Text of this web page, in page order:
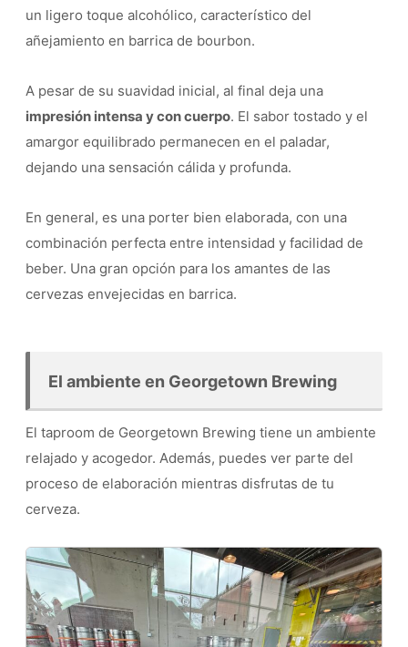
un ligero toque alcohólico, característico del
añejamiento en barrica de bourbon.
A pesar de su suavidad inicial, al final deja una
impresión intensa y con cuerpo. El sabor tostado y el
amargor equilibrado permanecen en el paladar,
dejando una sensación cálida y profunda.
En general, es una porter bien elaborada, con una
combinación perfecta entre intensidad y facilidad de
beber. Una gran opción para los amantes de las
cervezas envejecidas en barrica.
El ambiente en Georgetown Brewing
El taproom de Georgetown Brewing tiene un ambiente
relajado y acogedor. Además, puedes ver parte del
proceso de elaboración mientras disfrutas de tu
cerveza.